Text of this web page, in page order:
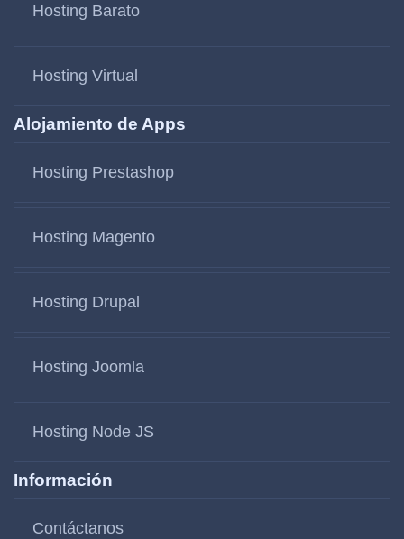
Hosting Barato
Hosting Virtual
Alojamiento de Apps
Hosting Prestashop
Hosting Magento
Hosting Drupal
Hosting Joomla
Hosting Node JS
Información
Contáctanos